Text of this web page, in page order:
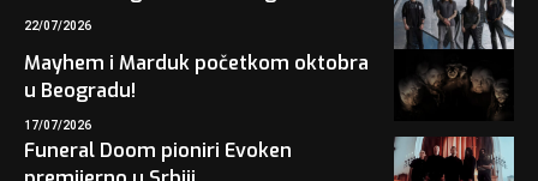
22/07/2026
Mayhem i Marduk početkom oktobra
u Beogradu!
17/07/2026
Funeral Doom pioniri Evoken